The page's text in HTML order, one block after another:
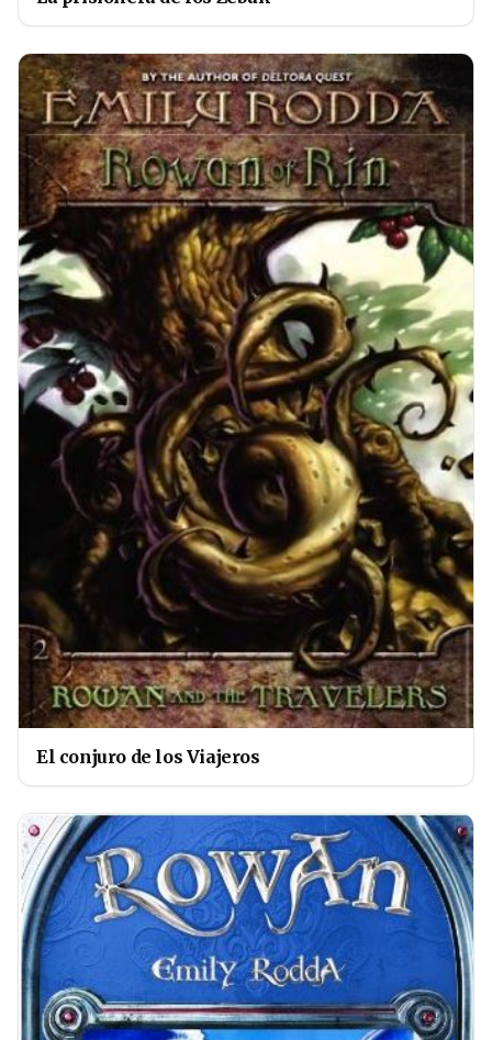
El conjuro de los Viajeros